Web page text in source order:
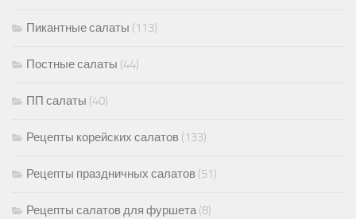
Пикантные салаты (113)
Постные салаты (44)
ПП салаты (40)
Рецепты корейских салатов (133)
Рецепты праздничных салатов (51)
Рецепты салатов для фуршета(8)